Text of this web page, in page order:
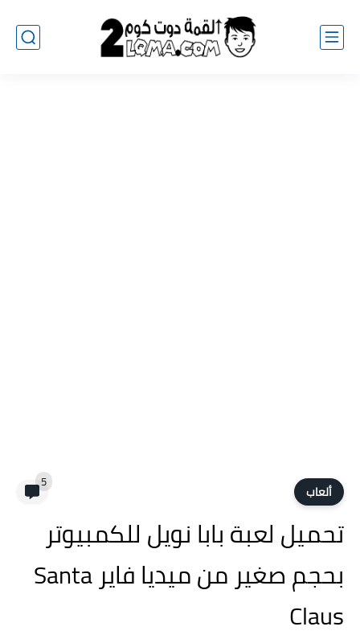
ألعاب 5
تحميل لعبة بابا نويل للكمبيوتر
بحجم صغير من ميديا فاير Santa
Claus